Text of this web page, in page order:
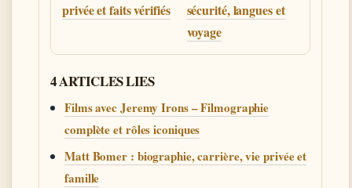
privée et faits vérifiés
sécurité, langues et
voyage
4 ARTICLES LIES
Films avec Jeremy Irons – Filmographie
complète et rôles iconiques
Matt Bomer : biographie, carrière, vie privée et
famille